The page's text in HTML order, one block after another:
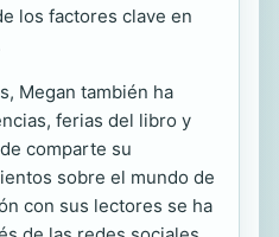
los factores clave en
Megan también ha
ferias del libro y
comparte su
sobre el mundo de
con sus lectores se ha